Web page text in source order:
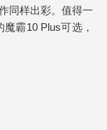
同样出彩。值得一
霸10 Plus可选，